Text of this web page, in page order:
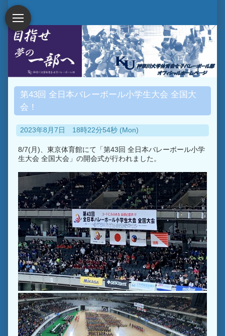
第43回 全日本バレーボール小学生大会 全国大
会！
2023年8月7日 18時22分54秒 (Mon)
8/7(月)、東京体育館にて「第43回 全日本バレーボール小学
生大会 全国大会」の開会式が行われました。